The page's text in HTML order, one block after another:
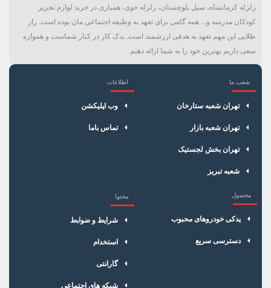
زلزله کرمانشاه، سیل بلوچستان، زلزله خوی، همیاری در خرید لوازم تحریر
کودکان مدرسه و... همه گامی برای تعهد به وظیفه اجتماعی مان بوده است. راز
طلایی این مهم تعهد به هدفی ارزشمند است. یدک کار در کنار شماست و همواره
سعی داریم بهترین خود را به شما ارائه دهیم
شعب ما
تهران شعبه ستارخان
تهران شعبه بازار
تهران بخش لجستیک
شعبه تبریز
اطلاعات
وب اپلیکشن
تماس باما
محصول
یدکی خودروهای محبوب
دسترسی سریع
محتوا
شرایط و ضوابط
استخدام
گارانتی
شبکه های اجتماعی
×